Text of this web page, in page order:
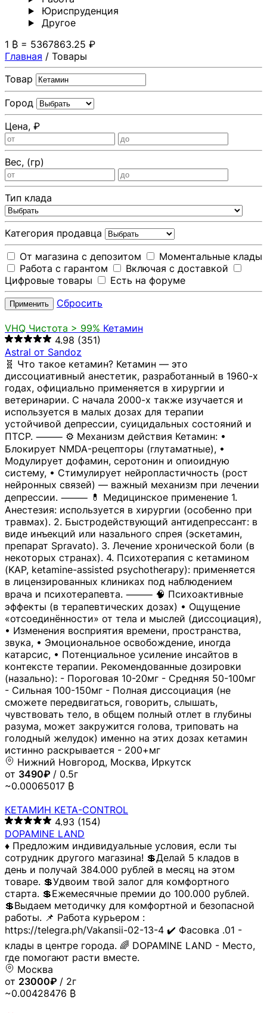
Юриспруденция
Другoе
1 ₿ = 5367863.25 ₽
Главная / Товары
Товар
Город
Цена, ₽
Вес, (гр)
Тип клада
Категория продавца
От магазина с депозитом
Моментальные клады
Работа с гарантом
Включая с доставкой
Цифровые товары
Есть на форуме
Применить Сбросить
VHQ Чистота > 99% Кетамин
4.98 (351)
Astral от Sandoz
🧬 Что такое кетамин? Кетамин — это
диссоциативный анестетик, разработанный в 1960-х
годах, официально применяется в хирургии и
ветеринарии. С начала 2000-х также изучается и
используется в малых дозах для терапии
устойчивой депрессии, суицидальных состояний и
ПТСР. ⸻ ⚙️ Механизм действия Кетамин: •
Блокирует NMDA-рецепторы (глутаматные), •
Модулирует дофамин, серотонин и опиоидную
систему, • Стимулирует нейропластичность (рост
нейронных связей) — важный механизм при лечении
депрессии. ⸻ 💊 Медицинское применение 1.
Анестезия: используется в хирургии (особенно при
травмах). 2. Быстродействующий антидепрессант: в
виде инъекций или назального спрея (эскетамин,
препарат Spravato). 3. Лечение хронической боли (в
некоторых странах). 4. Психотерапия с кетамином
(KAP, ketamine-assisted psychotherapy): применяется
в лицензированных клиниках под наблюдением
врача и психотерапевта. ⸻ 🧠 Психоактивные
эффекты (в терапевтических дозах) • Ощущение
«отсоединённости» от тела и мыслей (диссоциация),
• Изменения восприятия времени, пространства,
звука, • Эмоциональное освобождение, иногда
катарсис, • Потенциальное усиление инсайтов в
контексте терапии. Рекомендованные дозировки
(назально): - Пороговая 10-20мг - Средняя 50-100мг
- Сильная 100-150мг - Полная диссоциация (не
сможете передвигаться, говорить, слышать,
чувствовать тело, в общем полный отлет в глубины
разума, может закружится голова, триповать на
голодный желудок) именно на этих дозах кетамин
истинно раскрывается - 200+мг
Нижний Новгород, Москва, Иркутск
от 3490₽ / 0.5г
~0.00065017 ₿
КЕТАМИН KETA-CONTROL
4.93 (154)
DOPAMINE LAND
♦️ Предложим индивидуальные условия, если ты
сотрудник другого магазина! 💲Делай 5 кладов в
день и получай 384.000 рублей в месяц на этом
товаре. 💲Удвоим твой залог для комфортного
старта. 💲Ежемесячные премии до 100.000 рублей.
💲Выдаем методичку для комфортной и безопасной
работы. 📌 Работа курьером :
https://telegra.ph/Vakansii-02-13-4 ✔️ Фасовка .01 -
клады в центре города. 🌈 DOPAMINE LAND - Место,
где помогают расти вместе.
Москва
от 23000₽ / 2г
~0.00428476 ₿